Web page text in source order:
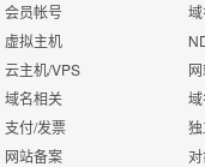
会员帐号
虚拟主机
云主机/VPS
域名相关
支付/发票
网站备案